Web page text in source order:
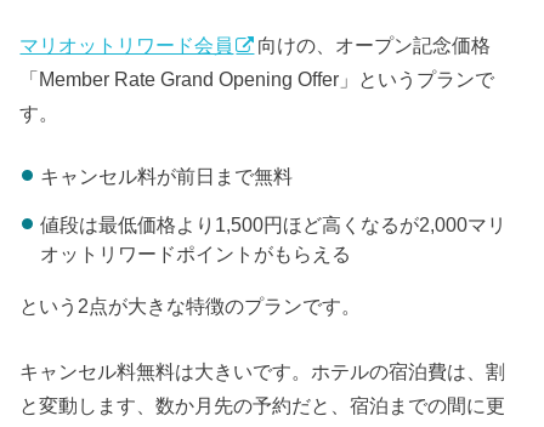
マリオットリワード会員
向けの、オープン記念価格
「Member Rate Grand Opening Offer」というプランで
す。
キャンセル料が前日まで無料
値段は最低価格より1,500円ほど高くなるが2,000マリ
オットリワードポイントがもらえる
という2点が大きな特徴のプランです。
キャンセル料無料は大きいです。ホテルの宿泊費は、割
と変動します、数か月先の予約だと、宿泊までの間に更